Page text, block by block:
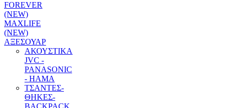
FOREVER
(NEW)
MAXLIFE
(NEW)
ΑΞΕΣΟΥΑΡ
ΑΚΟΥΣΤΙΚΑ
JVC -
PANASONIC
- HAMA
ΤΣΑΝΤΕΣ-
ΘΗΚΕΣ-
BACKPACK